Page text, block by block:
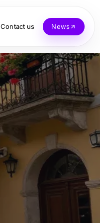
Contact us News